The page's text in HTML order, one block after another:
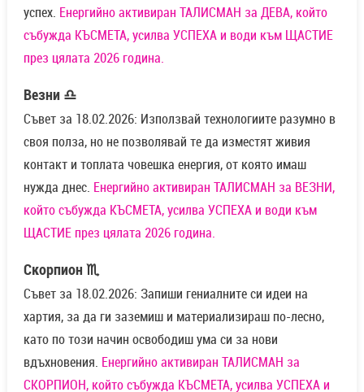
успех. Енергийно активиран ТАЛИСМАН за ДЕВА, който
събужда КЪСМЕТА, усилва УСПЕХА и води към ЩАСТИЕ
през цялата 2026 година.
Везни ♎
Съвет за 18.02.2026: Използвай технологиите разумно в
своя полза, но не позволявай те да изместят живия
контакт и топлата човешка енергия, от която имаш
нужда днес. Енергийно активиран ТАЛИСМАН за ВЕЗНИ,
който събужда КЪСМЕТА, усилва УСПЕХА и води към
ЩАСТИЕ през цялата 2026 година.
Скорпион ♏
Съвет за 18.02.2026: Запиши гениалните си идеи на
хартия, за да ги заземиш и материализираш по-лесно,
като по този начин освободиш ума си за нови
вдъхновения. Енергийно активиран ТАЛИСМАН за
СКОРПИОН, който събужда КЪСМЕТА, усилва УСПЕХА и